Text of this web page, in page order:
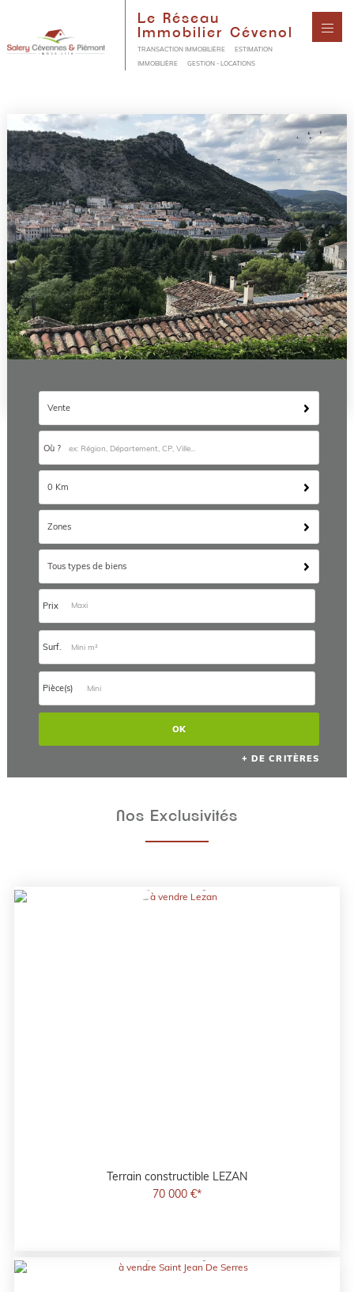
Le Réseau
Immobilier Cévenol
TRANSACTION IMMOBILIÈRE
ESTIMATION
IMMOBILIÈRE
GESTION - LOCATIONS
Vente
Où ?
0 Km
Zones
Tous types de biens
Prix
Surf.
Pièce(s)
+ DE CRITÈRES
Nos Exclusivités
Terrain constructible LEZAN
70 000 €*